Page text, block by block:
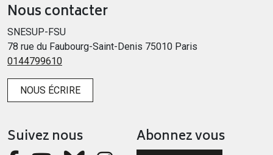
Nous contacter
SNESUP-FSU
78 rue du Faubourg-Saint-Denis 75010 Paris
0144799610
NOUS ÉCRIRE
Suivez nous Abonnez vous